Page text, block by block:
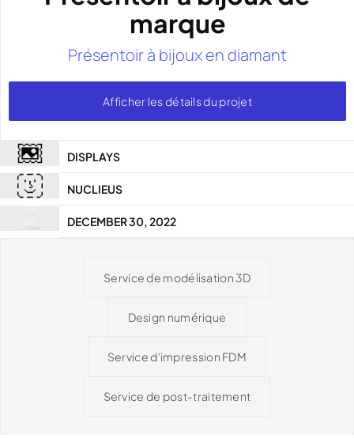
marque
Présentoir à bijoux en diamant
Afficher les détails du projet
DISPLAYS
NUCLIEUS
DECEMBER 30, 2022
Service de modélisation 3D
Design numérique
Service d'impression FDM
Service de post-traitement